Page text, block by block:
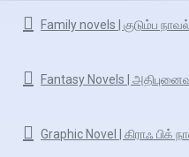
Family novels | குடும்ப
Fantasy Novels |
Graphic Novel | கிராஃ பிக்